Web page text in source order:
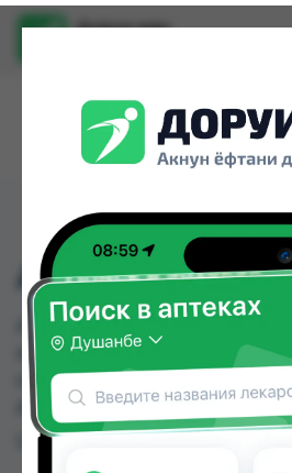
Доруи ман
АНГИО НОРМ
АНГИО НОРМ №70 можно
аптеках, Дорухона
цене от 99.00 TJS до 100.00
других городах
Цена: от
99.00 TJS